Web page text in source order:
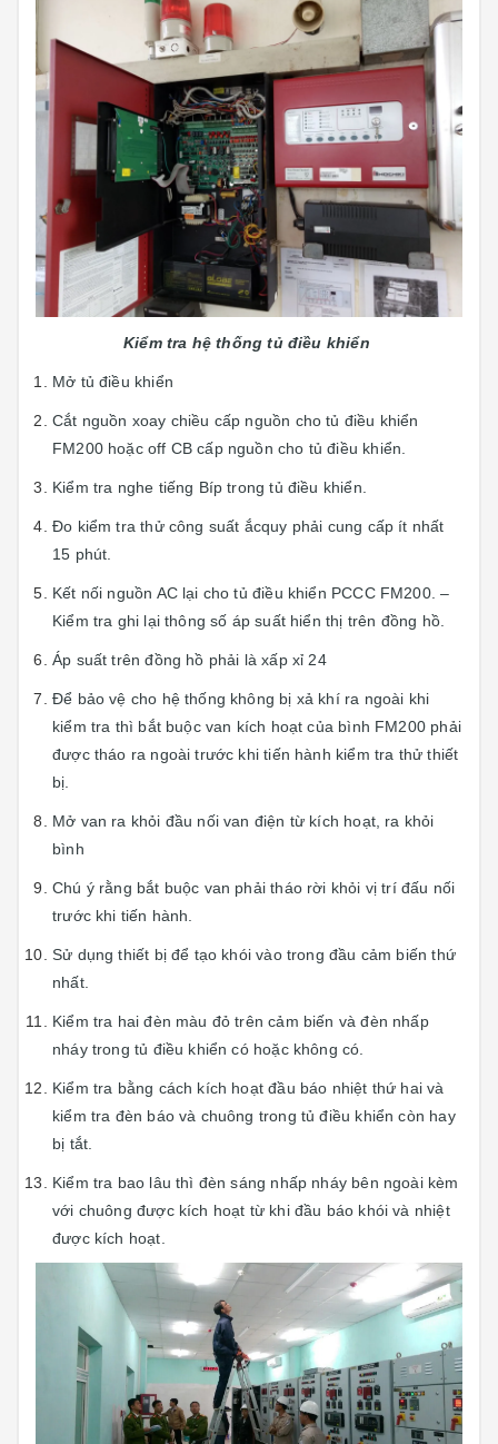
Kiểm tra hệ thống tủ điều khiển
Mở tủ điều khiển
Cắt nguồn xoay chiều cấp nguồn cho tủ điều khiển
FM200 hoặc off CB cấp nguồn cho tủ điều khiển.
Kiểm tra nghe tiếng Bíp trong tủ điều khiển.
Đo kiểm tra thử công suất ắcquy phải cung cấp ít nhất
15 phút.
Kết nối nguồn AC lại cho tủ điều khiển PCCC FM200. –
Kiểm tra ghi lại thông số áp suất hiển thị trên đồng hồ.
Áp suất trên đồng hồ phải là xấp xỉ 24
Để bảo vệ cho hệ thống không bị xả khí ra ngoài khi
kiểm tra thì bắt buộc van kích hoạt của bình FM200 phải
được tháo ra ngoài trước khi tiến hành kiểm tra thử thiết
bị.
Mở van ra khỏi đầu nối van điện từ kích hoạt, ra khỏi
bình
Chú ý rằng bắt buộc van phải tháo rời khỏi vị trí đấu nối
trước khi tiến hành.
Sử dụng thiết bị để tạo khói vào trong đầu cảm biến thứ
nhất.
Kiểm tra hai đèn màu đỏ trên cảm biến và đèn nhấp
nháy trong tủ điều khiển có hoặc không có.
Kiểm tra bằng cách kích hoạt đầu báo nhiệt thứ hai và
kiểm tra đèn báo và chuông trong tủ điều khiển còn hay
bị tắt.
Kiểm tra bao lâu thì đèn sáng nhấp nháy bên ngoài kèm
với chuông được kích hoạt từ khi đầu báo khói và nhiệt
được kích hoạt.